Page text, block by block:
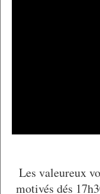
Les valeureux
motivés dés